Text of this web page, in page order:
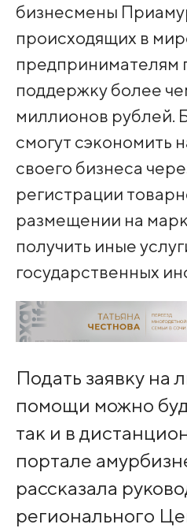
бизнесмены
происходящих в
предпринимателям
поддержку более
миллионов рублей.
смогут сэкономить
своего бизнеса
регистрации
размещении на
получить иные
государственных
Подать заявку на
помощи можно
так и в
портале
рассказала
регионального